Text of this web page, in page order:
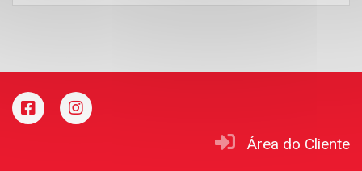
Área do Cliente